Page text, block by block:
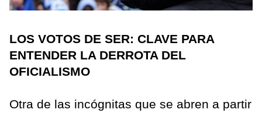
LOS VOTOS DE SER: CLAVE PARA
ENTENDER LA DERROTA DEL
OFICIALISMO
Otra de las incógnitas que se abren a partir